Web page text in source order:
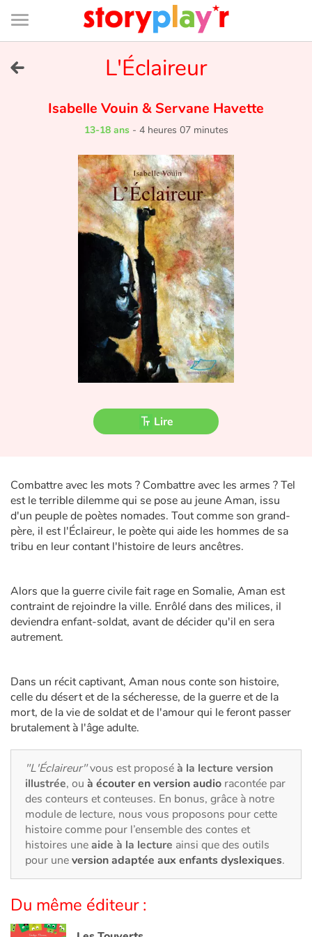
Connexion
Bibliothèque
de
page
Tester gratuitement
Bibliothèque
Contes d'ici et d'ailleurs
Fable, mythe, littérature et poésie
Princesses et princes, rois, reines et dragons
Héroïnes et héros
Les animaux
Voyage, épopée, enquête, aventure
Apprentissage
Art, espace, activité
En famille
Quotidien et loisirs
À l'école
Fêtes et évènements
Amour et amitié
Sujets de société
Émotions et sentiments
L'Éclaireur
Isabelle Vouin &Servane Havette
13-18 ans- 4 heures 07 minutes
Lire
Combattre avec les mots ? Combattre avec les armes ? Tel
est le terrible dilemme qui se pose au jeune Aman, issu
d'un peuple de poètes nomades. Tout comme son grand-
père, il est l'Éclaireur, le poète qui aide les hommes de sa
tribu en leur contant l'histoire de leurs ancêtres.
Alors que la guerre civile fait rage en Somalie, Aman est
contraint de rejoindre la ville. Enrôlé dans des milices, il
deviendra enfant-soldat, avant de décider qu'il en sera
autrement.
Dans un récit captivant, Aman nous conte son histoire,
celle du désert et de la sécheresse, de la guerre et de la
mort, de la vie de soldat et de l'amour qui le feront passer
brutalement à l'âge adulte.
"L'Éclaireur"vous est proposéà la lecture version
illustrée, ou à écouter en version audio racontée par
des conteurs et conteuses. En bonus, grâce à notre
module de lecture, nous vous proposons pour cette
histoire comme pour l’ensemble des contes et
histoires uneaide à la lecture ainsi que des outils
pour uneversion adaptée aux enfants dyslexiques.
Du même éditeur :